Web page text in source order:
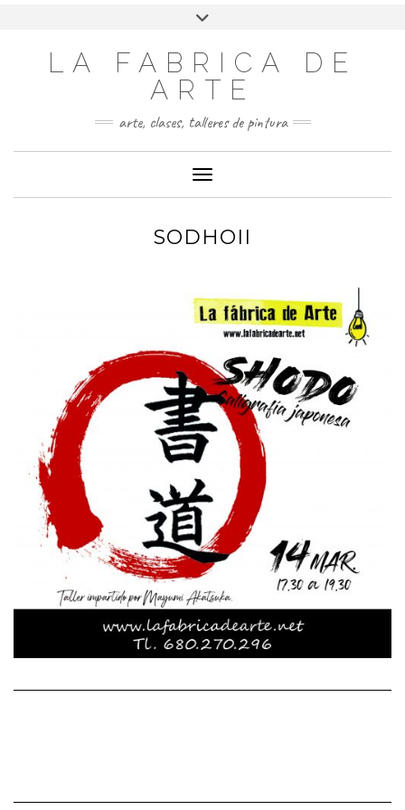
LA FABRICA DE
ARTE
arte, clases, talleres de pintura
Cambiar modo de navegación
SODHOII